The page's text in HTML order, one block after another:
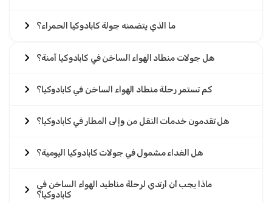
ما الذي يتضمنه جولة كابادوكيا الحمراء؟
هل جولات منطاد الهواء الساخن في كابادوكيا آمنة؟
كم تستمر رحلة منطاد الهواء الساخن في كابادوكيا؟
هل تقدمون خدمات النقل من وإلى المطار في كابادوكيا؟
هل الغداء مشمول في جولات كابادوكيا اليومية؟
ماذا يجب أن أرتدي لرحلة مناطيد الهواء الساخن في
كابادوكيا؟